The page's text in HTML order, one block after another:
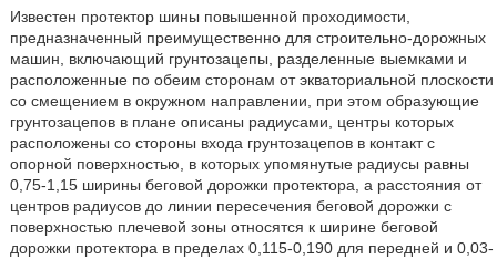
Известен протектор шины повышенной проходимости,
предназначенный преимущественно для строительно-дорожных
машин, включающий грунтозацепы, разделенные выемками и
расположенные по обеим сторонам от экваториальной плоскости
со смещением в окружном направлении, при этом образующие
грунтозацепов в плане описаны радиусами, центры которых
расположены со стороны входа грунтозацепов в контакт с
опорной поверхностью, в которых упомянутые радиусы равны
0,75-1,15 ширины беговой дорожки протектора, а расстояния от
центров радиусов до линии пересечения беговой дорожки с
поверхностью плечевой зоны относятся к ширине беговой
дорожки протектора в пределах 0,115-0,190 для передней и 0,03-